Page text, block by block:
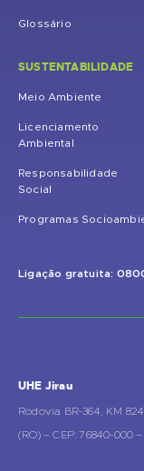
Glossário
SUSTENTABILIDADE
Meio Ambiente
Licenciamento
Ambiental
Responsabilidade
Social
Programas
Ligação gratuita:
UHE Jirau
Rodovia BR-364, KM
(RO) – CEP: 76840-000